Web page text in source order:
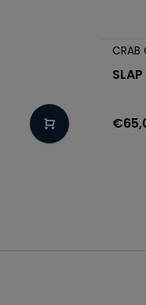
CRAB